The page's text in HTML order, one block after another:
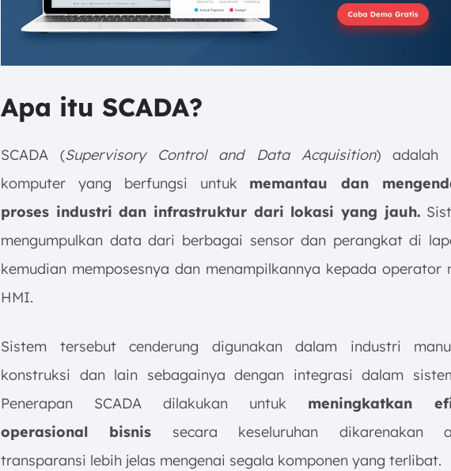
Apa itu SCADA?
SCADA (Supervisory Control and Data Acquisition) adalah
komputer yang berfungsi untuk memantau dan
proses industri dan infrastruktur dari lokasi yang jauh.
mengumpulkan data dari berbagai sensor dan perangkat di
kemudian memposesnya dan menampilkannya kepada operator
HMI.
Sistem tersebut cenderung digunakan dalam industri
konstruksi dan lain sebagainya dengan integrasi dalam
Penerapan SCADA dilakukan untuk meningkatkan
operasional bisnis secara keseluruhan dikarenakan
transparansi lebih jelas mengenai segala komponen yang terlibat.